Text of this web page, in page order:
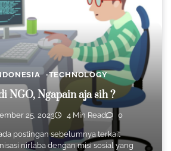
TECHNOLOGY
NGO, Ngapain aja sih ?
25, 2023 4 Min Read 0
postingan sebelumnya terkait
nirlaba dengan misi sosial yang